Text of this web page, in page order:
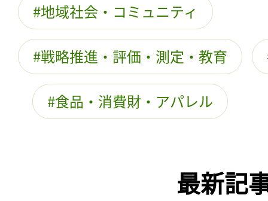
地域社会・コミュニティ
戦略推進・評価・測定・教育
食品・消費財・アパレル
最新記